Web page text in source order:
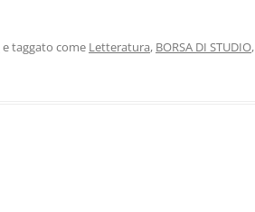
e taggato come Letteratura, BORSA DI STUDIO,